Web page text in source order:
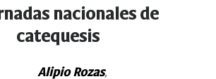
nacionales de
catequesis
Alipio Rozas,